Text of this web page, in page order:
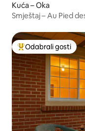
Kuća – Oka
Smještaj – Au Pied
Među najviše
Odabrali gosti